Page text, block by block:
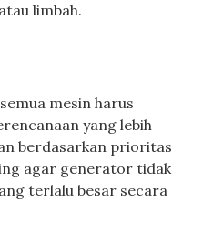
limbah.
mesin harus
yang lebih
berdasarkan prioritas
agar generator tidak
terlalu besar secara